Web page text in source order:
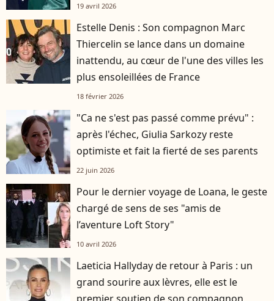
19 avril 2026
Estelle Denis : Son compagnon Marc
Thiercelin se lance dans un domaine
inattendu, au cœur de l'une des villes les
plus ensoleillées de France
18 février 2026
"Ca ne s'est pas passé comme prévu" :
après l'échec, Giulia Sarkozy reste
optimiste et fait la fierté de ses parents
22 juin 2026
Pour le dernier voyage de Loana, le geste
chargé de sens de ses "amis de
l’aventure Loft Story"
10 avril 2026
Laeticia Hallyday de retour à Paris : un
grand sourire aux lèvres, elle est le